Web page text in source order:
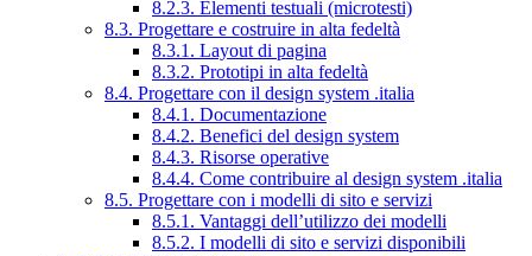
8.2.3. Elementi testuali (microtesti)
8.3. Progettare e costruire in alta fedeltà
8.3.1. Layout di pagina
8.3.2. Prototipi in alta fedeltà
8.4. Progettare con il design system .italia
8.4.1. Documentazione
8.4.2. Benefici del design system
8.4.3. Risorse operative
8.4.4. Come contribuire al design system .italia
8.5. Progettare con i modelli di sito e servizi
8.5.1. Vantaggi dell’utilizzo dei modelli
8.5.2. I modelli di sito e servizi disponibili